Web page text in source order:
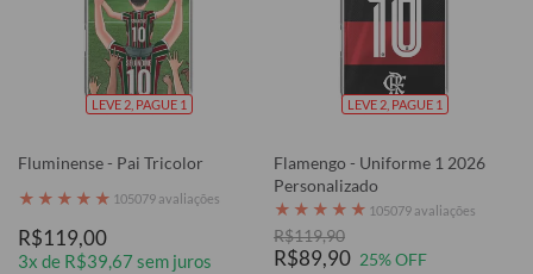
LEVE 2, PAGUE 1
Fluminense - Pai Tricolor
★ ★ ★ ★ ★ 105079 avaliações
R$119,00
3x de R$39,67 sem juros
LEVE 2, PAGUE 1
Flamengo - Uniforme 1 2026
Personalizado
★ ★ ★ ★ ★ 105079 avaliações
R$119,90
R$89,90 25% OFF